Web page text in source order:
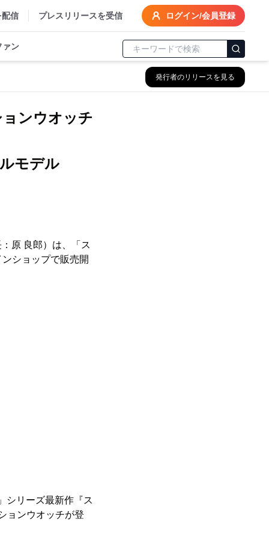
配信 プレスリリースを受信 ログイン/会員登録
ァン
発行者のリリースを見る
ンウオッチ
モデル
原 良郎）は、「ス
ショップで販売開
シリーズ最新作『ス
ョンウオッチが登